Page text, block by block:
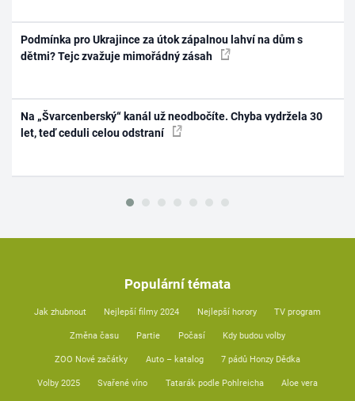
Podmínka pro Ukrajince za útok zápalnou lahví na dům s
dětmi? Tejc zvažuje mimořádný zásah
Na „Švarcenberský“ kanál už neodbočíte. Chyba vydržela 30
let, teď ceduli celou odstraní
Populární témata
Jak zhubnout Nejlepší filmy 2024 Nejlepší horory TV program
Změna času Partie Počasí Kdy budou volby
ZOO Nové začátky Auto – katalog 7 pádů Honzy Dědka
Volby 2025 Svařené víno Tatarák podle Pohlreicha Aloe vera